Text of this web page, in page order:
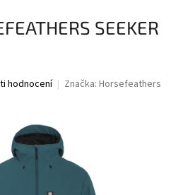
SEEKER
hodnocení Značka: Horsefeathers